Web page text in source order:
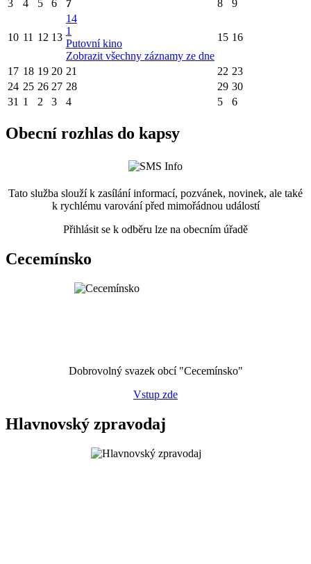
3 4 5 6 7 8 9
10 11 12 13
14
1
Putovní kino
Zobrazit všechny záznamy ze dne
15 16
17 18 19 20 21 22 23
24 25 26 27 28 29 30
31 1 2 3 4 5 6
Obecní rozhlas do kapsy
Tato služba slouží k zasílání informací, pozvánek, novinek, ale také
k rychlému varování před mimořádnou událostí
Přihlásit se k odběru lze na obecním úřadě
Cecemínsko
Dobrovolný svazek obcí "Cecemínsko"
Vstup zde
Hlavnovský zpravodaj